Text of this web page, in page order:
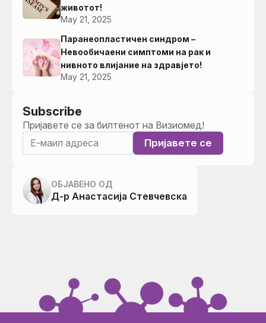
животот!
May 21, 2025
Паранеопластичен синдром –
Невообичаени симптоми на рак и
нивното влијание на здравјето!
May 21, 2025
Subscribe
Пријавете се за билтенот на Визиомед!
Пријавете се
ОБЈАВЕНО ОД
Д-р Анастасија Стевчевска